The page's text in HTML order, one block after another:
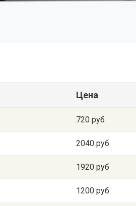
Цена
720 руб
2040 руб
1920 руб
1200 руб